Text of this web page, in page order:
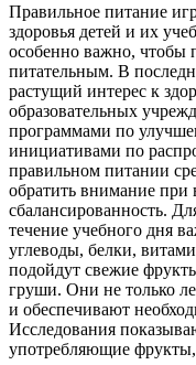
Правильное питание
здоровья детей и их
особенно важно, чтобы
питательным. В
растущий интерес к
образовательных
программами по
инициативами по
правильном питании
обратить внимание при
сбалансированность.
течение учебного дня
углеводы, белки,
подойдут свежие
груши. Они не только
и обеспечивают
Исследования
употребляющие